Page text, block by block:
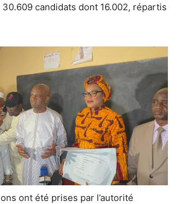
candidats dont 16.002, répartis
ont été prises par l’autorité